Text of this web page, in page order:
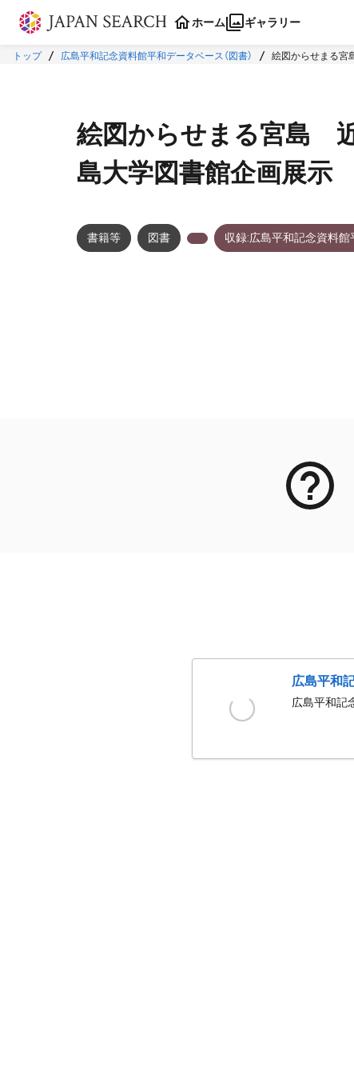
本文に飛ぶ
ホーム ギャラリー
トップ 広島平和記念資料館平和データベース（図書） 絵図からせまる
絵図からせまる宮島
島大学図書館企画展示
書籍等 図書 収録:広島平和記念資料館
広島平和
広島平和記